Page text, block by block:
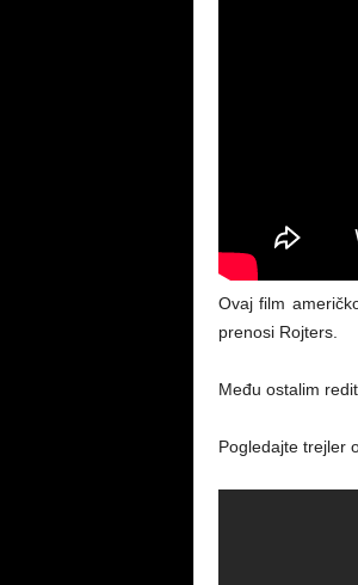
Ovaj film
prenosi Rojters.
Među ostalim
Pogledajte trejler